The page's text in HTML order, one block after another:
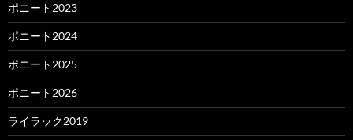
ポニート2023
ポニート2024
ポニート2025
ポニート2026
ライラック2019